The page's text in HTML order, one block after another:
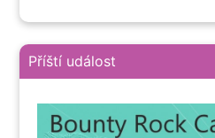
Příští událost